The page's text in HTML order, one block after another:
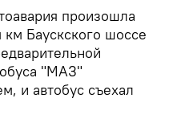
произошла
Баускского шоссе
"MAЗ"
и автобус съехал